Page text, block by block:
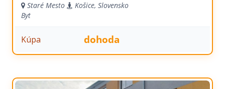
Staré Mesto
Košice, Slovensko
Byt
Kúpa dohoda